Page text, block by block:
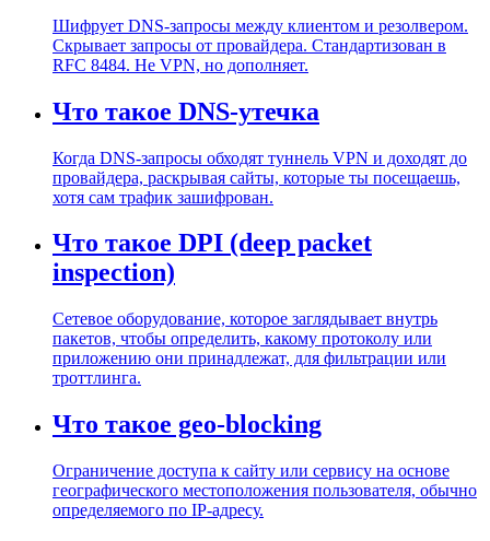
Шифрует DNS-запросы между клиентом и резолвером.
Скрывает запросы от провайдера. Стандартизован в
RFC 8484. Не VPN, но дополняет.
Что такое DNS-утечка
Когда DNS-запросы обходят туннель VPN и доходят до
провайдера, раскрывая сайты, которые ты посещаешь,
хотя сам трафик зашифрован.
Что такое DPI (deep packet
inspection)
Сетевое оборудование, которое заглядывает внутрь
пакетов, чтобы определить, какому протоколу или
приложению они принадлежат, для фильтрации или
троттлинга.
Что такое geo-blocking
Ограничение доступа к сайту или сервису на основе
географического местоположения пользователя, обычно
определяемого по IP-адресу.